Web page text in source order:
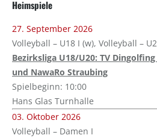
Heimspiele
27. September 2026
Volleyball – U18 I (w), Volleyball –
Bezirksliga U18/U20: TV
und NawaRo Straubing
Spielbeginn: 10:00
Hans Glas Turnhalle
03. Oktober 2026
Volleyball – Damen I